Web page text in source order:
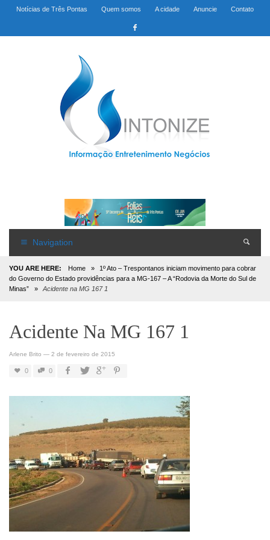
Notícias de Três Pontas Quem somos A cidade Anuncie Contato
Navigation
YOU ARE HERE: Home »
1º Ato – Trespontanos iniciam movimento para cobrar
do Governo do Estado providências para a MG-167 – A “Rodovia da Morte do Sul de
Minas”
» Acidente na MG 167 1
Acidente Na MG 167 1
Arlene Brito — 2 de fevereiro de 2015
0 0